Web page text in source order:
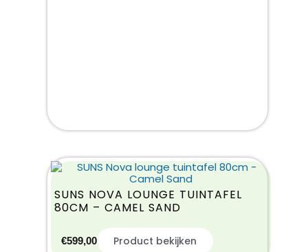
SUNS NOVA LOUNGE TUINTAFEL
80CM – CAMEL SAND
€599,00 Product bekijken